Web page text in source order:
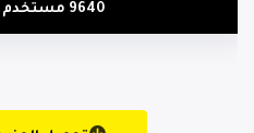
9640 مستخدم